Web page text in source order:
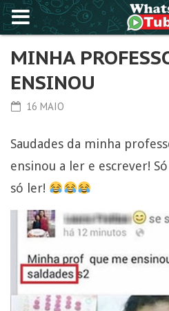
MINHA
ENSINOU
16 MAIO
Saudades da minha
ensinou a ler e escrever!
só ler!